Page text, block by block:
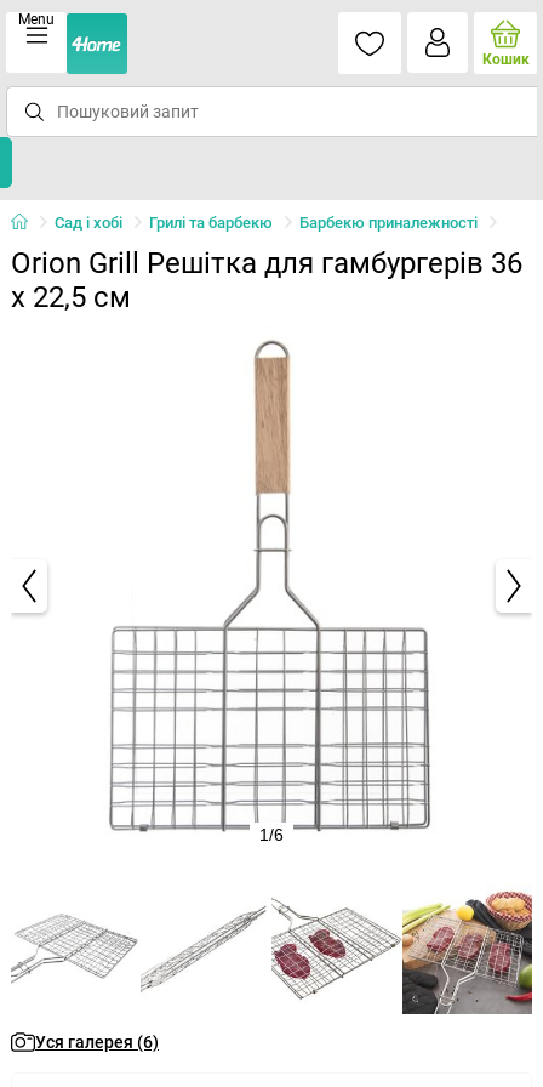
Menu
Кошик
Сад і хобі Грилі та барбекю Барбекю приналежності
Orion Grill Решітка для гамбургерів 36
х 22,5 см
1/6
Уся галерея (6)